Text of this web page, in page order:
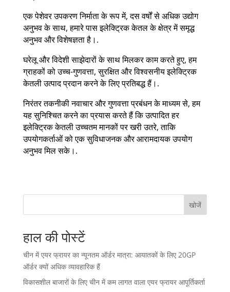
एक पेशेवर उपकरण निर्माता के रूप में, दस वर्षों से अधिक उद्योग
अनुभव के साथ, हमारे पास इलेक्ट्रिक केतल के क्षेत्र में समृद्ध
अनुभव और विशेषज्ञता है।.
घरेलू और विदेशी साझेदारों के साथ मिलकर काम करते हुए, हम
ग्राहकों को उच्च-गुणवत्ता, सुरक्षित और विश्वसनीय इलेक्ट्रिक
केतली उत्पाद प्रदान करने के लिए प्रतिबद्ध हैं।.
निरंतर तकनीकी नवाचार और गुणवत्ता प्रबंधन के माध्यम से, हम
यह सुनिश्चित करने का प्रयास करते हैं कि उत्पादित हर
इलेक्ट्रिक केतली उच्चतम मानकों पर खरी उतरे, ताकि
उपयोगकर्ताओं को एक सुविधाजनक और आरामदायक उपयोग
अनुभव मिल सके।.
खोजें
हाल की पोस्टें
चीन में एयर फ्रायर का न्यूनतम ऑर्डर मात्रा: आयातकों के लिए 20GP
ऑर्डर क्यों अधिक व्यावहारिक हैं
विकासशील बाजारों के लिए चीन में कम लागत वाला एयर फ्रायर आपूर्तिकर्ता